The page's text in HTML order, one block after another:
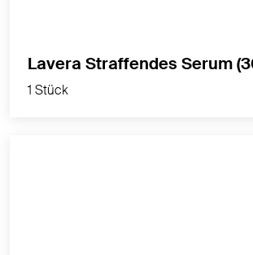
1 Stück
Lavera Straffendes Serum
1 Stück